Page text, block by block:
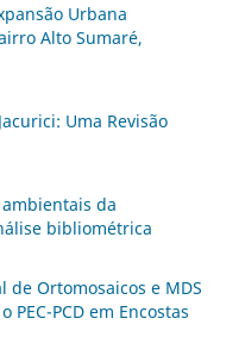
Urbana
Alto Sumaré,
Uma Revisão
da
bibliométrica
de Ortomosaicos e MDS
PEC-PCD em Encostas